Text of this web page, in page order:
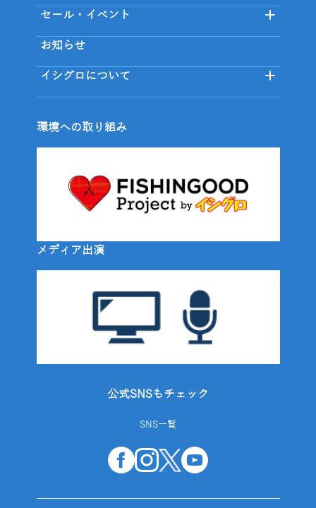
セール・イベント
お知らせ
イシグロについて
環境への取り組み
メディア出演
公式SNSもチェック
SNS一覧